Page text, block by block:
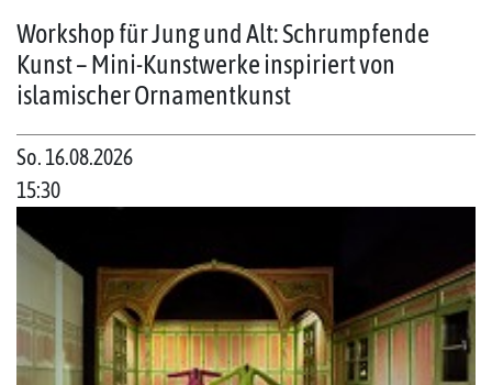
Workshop für Jung und Alt: Schrumpfende
Kunst – Mini-Kunstwerke inspiriert von
islamischer Ornamentkunst
So. 16.08.2026
15:30